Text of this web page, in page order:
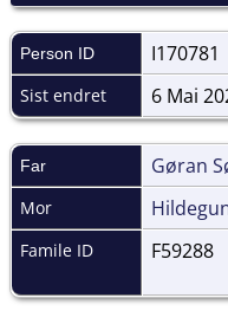
Person ID I170781
Sist endret 6 Mai
Far Gøran
Mor
Famile ID F59288